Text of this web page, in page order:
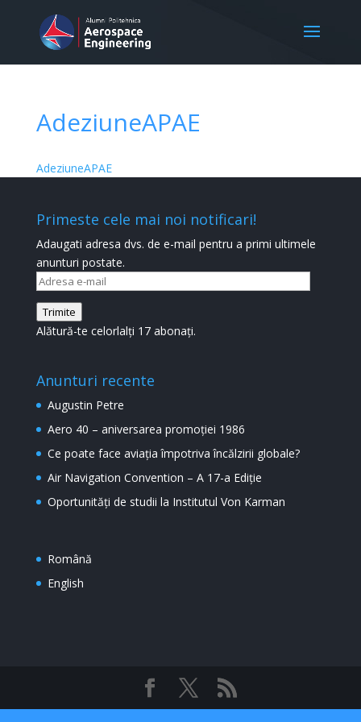
AdeziuneAPAE
AdeziuneAPAE
Primeste cele mai noi notificari!
Adaugati adresa dvs. de e-mail pentru a primi ultimele
anunturi postate.
Adresa
e-
mail
Trimite
Alătură-te celorlalți 17 abonați.
Anunturi recente
Augustin Petre
Aero 40 – aniversarea promoției 1986
Ce poate face aviația împotriva încălzirii globale?
Air Navigation Convention – A 17-a Ediție
Oportunități de studii la Institutul Von Karman
Română
English